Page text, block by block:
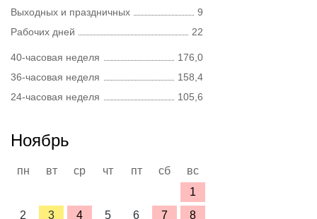
Выходных и праздничных
9
Рабочих дней
22
40-часовая неделя
176,0
36-часовая неделя
158,4
24-часовая неделя
105,6
Ноябрь
пн вт ср чт пт сб
вс
1
2
3 4 5 6 7 8